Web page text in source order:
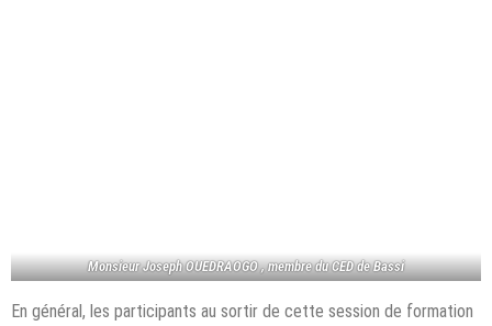
Monsieur Joseph OUEDRAOGO , membre du CED de Bassi
En général, les participants au sortir de cette session de formation